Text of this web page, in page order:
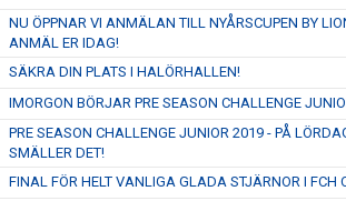
NU ÖPPNAR VI ANMÄLAN TILL NYÅRSCUPEN BY
ANMÄL ER IDAG!
SÄKRA DIN PLATS I HALÖRHALLEN!
IMORGON BÖRJAR PRE SEASON CHALLENGE
PRE SEASON CHALLENGE JUNIOR 2019 - PÅ
SMÄLLER DET!
FINAL FÖR HELT VANLIGA GLADA STJÄRNOR I FCH